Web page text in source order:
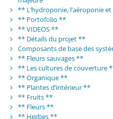
** L’hydroponie, l’aéroponie
** Portofolio **
** VIDEOS **
** Détails du projet **
Composants de base des
** Fleurs sauvages **
** Les cultures de couverture
** Organique **
** Plantes d’intérieur **
** Fruits **
** Fleurs **
** Herbes **